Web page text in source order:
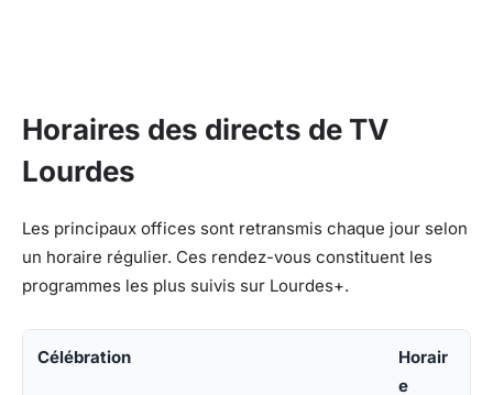
Horaires des directs de TV
Lourdes
Les principaux offices sont retransmis chaque jour selon
un horaire régulier. Ces rendez-vous constituent les
programmes les plus suivis sur Lourdes+.
Célébration
Horair
e